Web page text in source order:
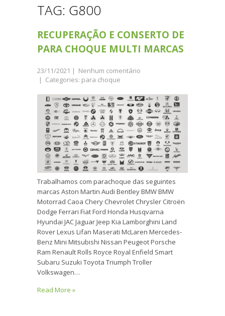
TAG: G800
RECUPERAÇÃO E CONSERTO DE
PARA CHOQUE MULTI MARCAS
23/11/2021 | Nenhum comentário
| Categories: para choque
Trabalhamos com parachoque das seguintes
marcas Aston Martin Audi Bentley BMW BMW
Motorrad Caoa Chery Chevrolet Chrysler Citroën
Dodge Ferrari Fiat Ford Honda Husqvarna
Hyundai JAC Jaguar Jeep Kia Lamborghini Land
Rover Lexus Lifan Maserati McLaren Mercedes-
Benz Mini Mitsubishi Nissan Peugeot Porsche
Ram Renault Rolls Royce Royal Enfield Smart
Subaru Suzuki Toyota Triumph Troller
Volkswagen…
Read More »